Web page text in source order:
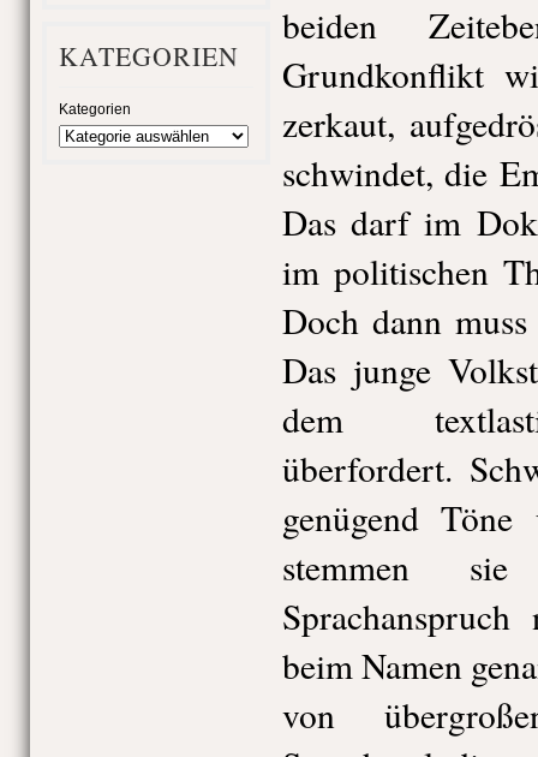
KATEGORIEN
Kategorien
beiden
Grundkonflikt
zerkaut,
schwindet, die
Das darf im
im politischen
Doch dann
Das junge
dem
überfordert.
genügend
stemmen
beim Namen
von